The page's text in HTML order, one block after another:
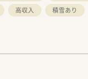
高収入 積雪あり